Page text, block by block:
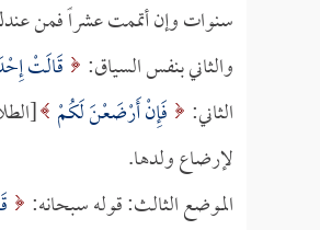
سنوات وإن أتممت عشراً فمن
والثاني بنفس السياق:
قَالَتْ
الثاني:
فَإِنْ أَرْضَعْنَ لَكُمْ [الطلاق:6]
لإرضاع ولدها.
الموضع الثالث: قوله سبحانه: